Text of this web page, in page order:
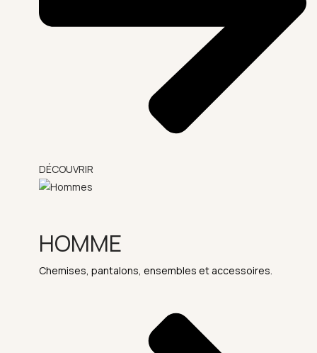
DÉCOUVRIR
HOMME
Chemises, pantalons, ensembles et accessoires.